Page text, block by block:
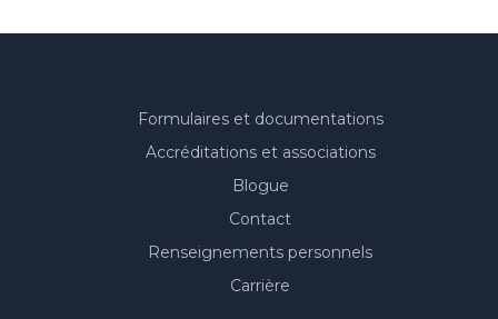
Formulaires et documentations
Accréditations et associations
Blogue
Contact
Renseignements personnels
Carrière